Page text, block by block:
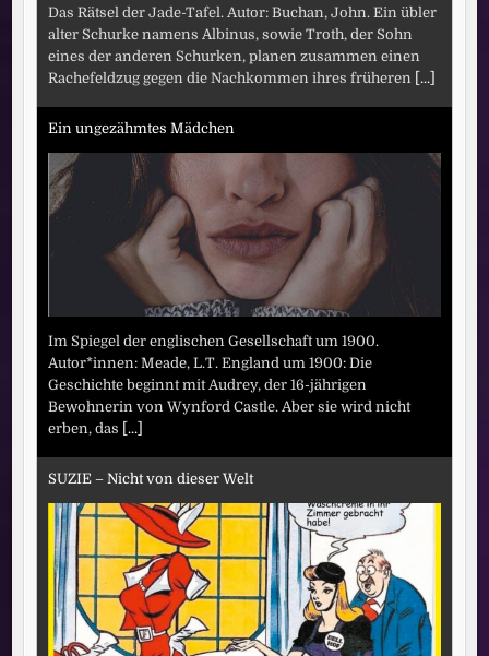
Das Rätsel der Jade-Tafel. Autor: Buchan, John. Ein übler
alter Schurke namens Albinus, sowie Troth, der Sohn
eines der anderen Schurken, planen zusammen einen
Rachefeldzug gegen die Nachkommen ihres früheren [...]
Ein ungezähmtes Mädchen
Im Spiegel der englischen Gesellschaft um 1900.
Autor*innen: Meade, L.T. England um 1900: Die
Geschichte beginnt mit Audrey, der 16-jährigen
Bewohnerin von Wynford Castle. Aber sie wird nicht
erben, das [...]
SUZIE – Nicht von dieser Welt